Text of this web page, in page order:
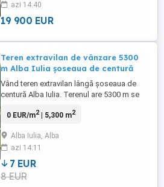
prezintă potențial turistic, în apropiere
existând mai multe cabane ...
azi 14:40
19 900 EUR
Teren extravilan de vânzare 5300
m Alba Iulia șoseaua de centură
Vând teren extravilan lângă șoseaua de
centură Alba Iulia. Terenul are 5300 m se
trecerea peste calea ferată de pe șoseaua
la un drum agricol și o lungime
aproximativă de 170 metri.
0 EUR/m2| 5,300 m2
Alba Iulia, Alba
azi 14:11
7 EUR
8 EUR